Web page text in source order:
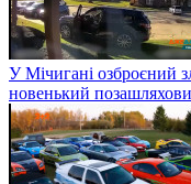
У Мічигані озброєний
новенький